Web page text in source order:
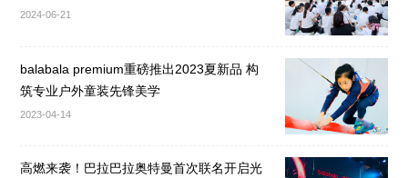
2024-06-21
balabala premium重磅推出2023夏新品 构
筑专业户外童装先锋美学
2023-04-14
高燃来袭！巴拉巴拉奥特曼首次联名开启光